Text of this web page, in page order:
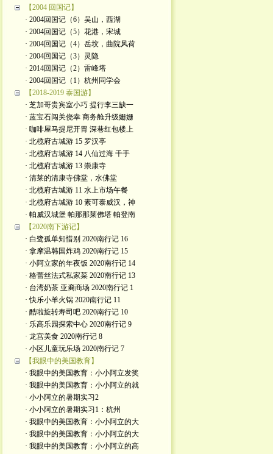
【2004 回国记】
· 2004回国记（6）吴山，西湖
· 2004回国记（5）花港，宋城
· 2004回国记（4）岳坟，曲院风荷
· 2004回国记（3）灵隐
· 2014回国记（2）雷峰塔
· 2004回国记（1）杭州同学会
【2018-2019 泰国游】
· 芝加哥贵宾室小巧 提行李三缺一
· 蓝宝石闯关侥幸 商务舱升级姗姗
· 咖啡屋马提尼开胃 深巷红包楼上
· 北榄府古城游 15 罗汉亭
· 北榄府古城游 14 八仙过海 千手
· 北榄府古城游 13 崇康寺
· 清莱的清康寺佛堂，水佛堂
· 北榄府古城游 11 水上市场午餐
· 北榄府古城游 10 素可泰威汉，神
· 帕威汉城堡 帕那那莱佛塔 帕登南
【2020南下游记】
· 白鹭孤单知惜别 2020南行记 16
· 拿摩温韩国炸鸡 2020南行记 15
· 小阿立家的年夜饭 2020南行记 14
· 格蕾丝法式私家菜 2020南行记 13
· 台湾奶茶 亚裔商场 2020南行记 1
· 快乐小羊火锅 2020南行记 11
· 酷啦旋转寿司吧 2020南行记 10
· 乐高乐园探索中心 2020南行记 9
· 龙宫美食 2020南行记 8
· 小区儿童玩乐场 2020南行记 7
【我眼中的美国教育】
· 我眼中的美国教育：小小阿立发奖
· 我眼中的美国教育：小小阿立的就
· 小小阿立的暑期实习2
· 小小阿立的暑期实习1：杭州
· 我眼中的美国教育：小小阿立的大
· 我眼中的美国教育：小小阿立的大
· 我眼中的美国教育：小小阿立的高